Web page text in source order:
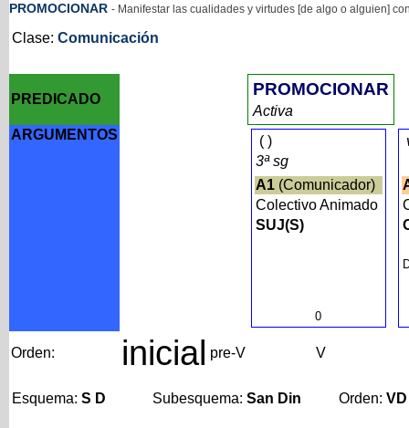
PROMOCIONAR - Manifestar las cualidades y virtudes [de algo o alguien]
Clase: Comunicación
PREDICADO
PROMOCIONAR
Activa
ARGUMENTOS
()
3ª sg
A1(Comunicador)
Colectivo Animado
SUJ(S)
0
Orden: inicial pre-V V
Esquema: S D Subesquema: San Din Orden: VD